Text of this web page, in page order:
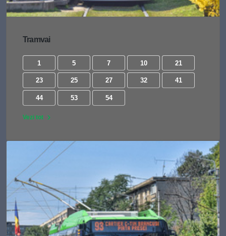
Tramvai
1 5 7 10 21
23 25 27 32 41
44 53 54
Vezi tot